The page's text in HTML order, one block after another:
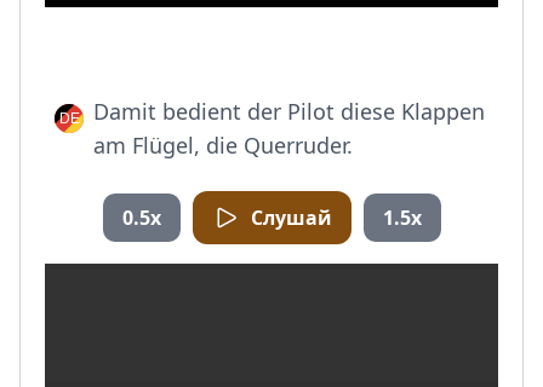
Damit bedient der Pilot diese Klappen
am Flügel, die Querruder.
0.5x Слушай 1.5x